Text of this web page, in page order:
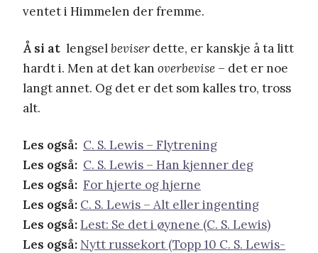
ventet i Himmelen der fremme.
Å si at lengselbeviser dette, er kanskje å ta litt
hardt i. Men at det kan overbevise – det er noe
langt annet. Og det er det som kalles tro, tross
alt.
Les også: C. S. Lewis – Flytrening
Les også: C. S. Lewis – Han kjenner deg
Les også: For hjerte og hjerne
Les også: C. S. Lewis – Alt eller ingenting
Les også: Lest: Se det i øynene (C. S. Lewis)
Les også: Nytt russekort (Topp 10 C. S. Lewis-